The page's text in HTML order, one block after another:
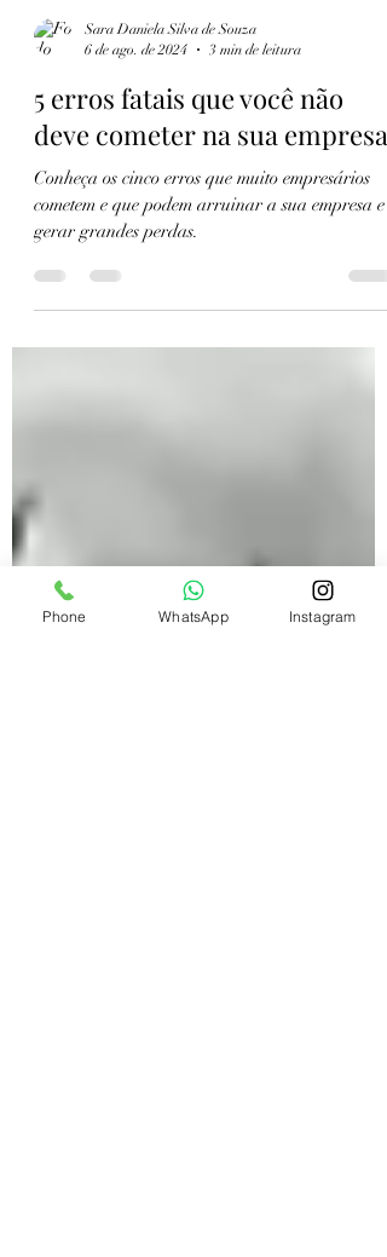
6 de ago. de 2024
3 min de leitura
5 erros fatais que você não
deve cometer na sua empresa
Conheça os cinco erros que muito empresários
Phone WhatsApp Instagram